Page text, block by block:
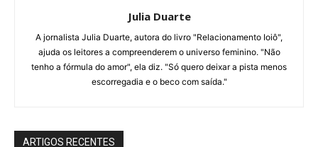
Julia Duarte
A jornalista Julia Duarte, autora do livro "Relacionamento Ioiô",
ajuda os leitores a compreenderem o universo feminino. "Não
tenho a fórmula do amor", ela diz. "Só quero deixar a pista menos
escorregadia e o beco com saída."
ARTIGOS RECENTES